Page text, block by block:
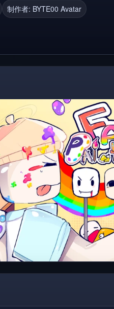
Loader, Outfits, Catalog,
Costumes Loader,
with headless, try on
制作者: BYTE00 Avatar